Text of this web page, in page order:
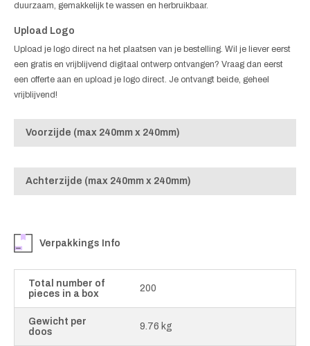
duurzaam, gemakkelijk te wassen en herbruikbaar.
Upload Logo
Upload je logo direct na het plaatsen van je bestelling. Wil je liever eerst
een gratis en vrijblijvend digitaal ontwerp ontvangen? Vraag dan eerst
een offerte aan en upload je logo direct. Je ontvangt beide, geheel
vrijblijvend!
Voorzijde (max 240mm x 240mm)
Achterzijde (max 240mm x 240mm)
Verpakkings Info
Total number of
pieces in a box
200
Gewicht per
doos
9.76 kg